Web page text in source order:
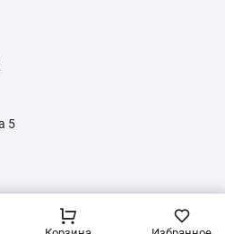
5
сайте, не является публичной